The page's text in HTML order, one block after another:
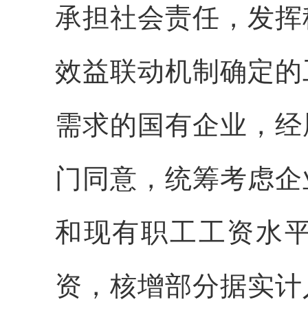
承担社会责任，发
效益联动机制确定
需求的国有企业，
门同意，统筹考虑
和现有职工工资水
资，核增部分据实